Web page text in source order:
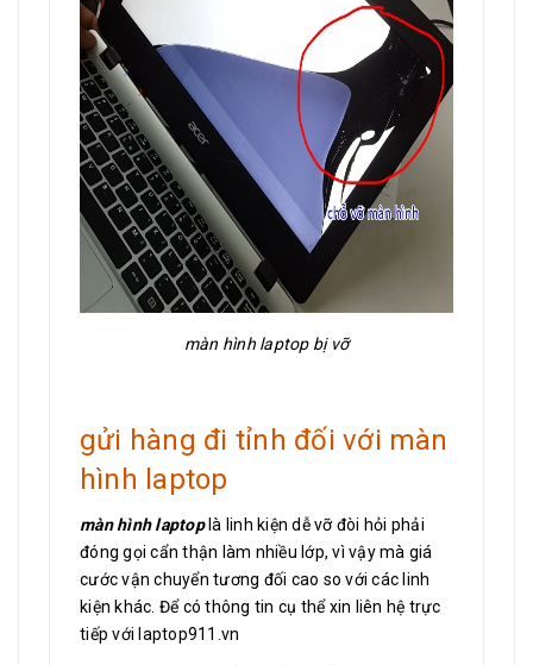
màn hình laptop bị vỡ
gửi hàng đi tỉnh đối với màn
hình laptop
màn hình laptoplà linh kiện dễ vỡ đòi hỏi phải
đóng gọi cẩn thận làm nhiều lớp, vì vậy mà giá
cước vận chuyển tương đối cao so với các linh
kiện khác. Để có thông tin cụ thể xin liên hệ trực
tiếp với laptop911.vn